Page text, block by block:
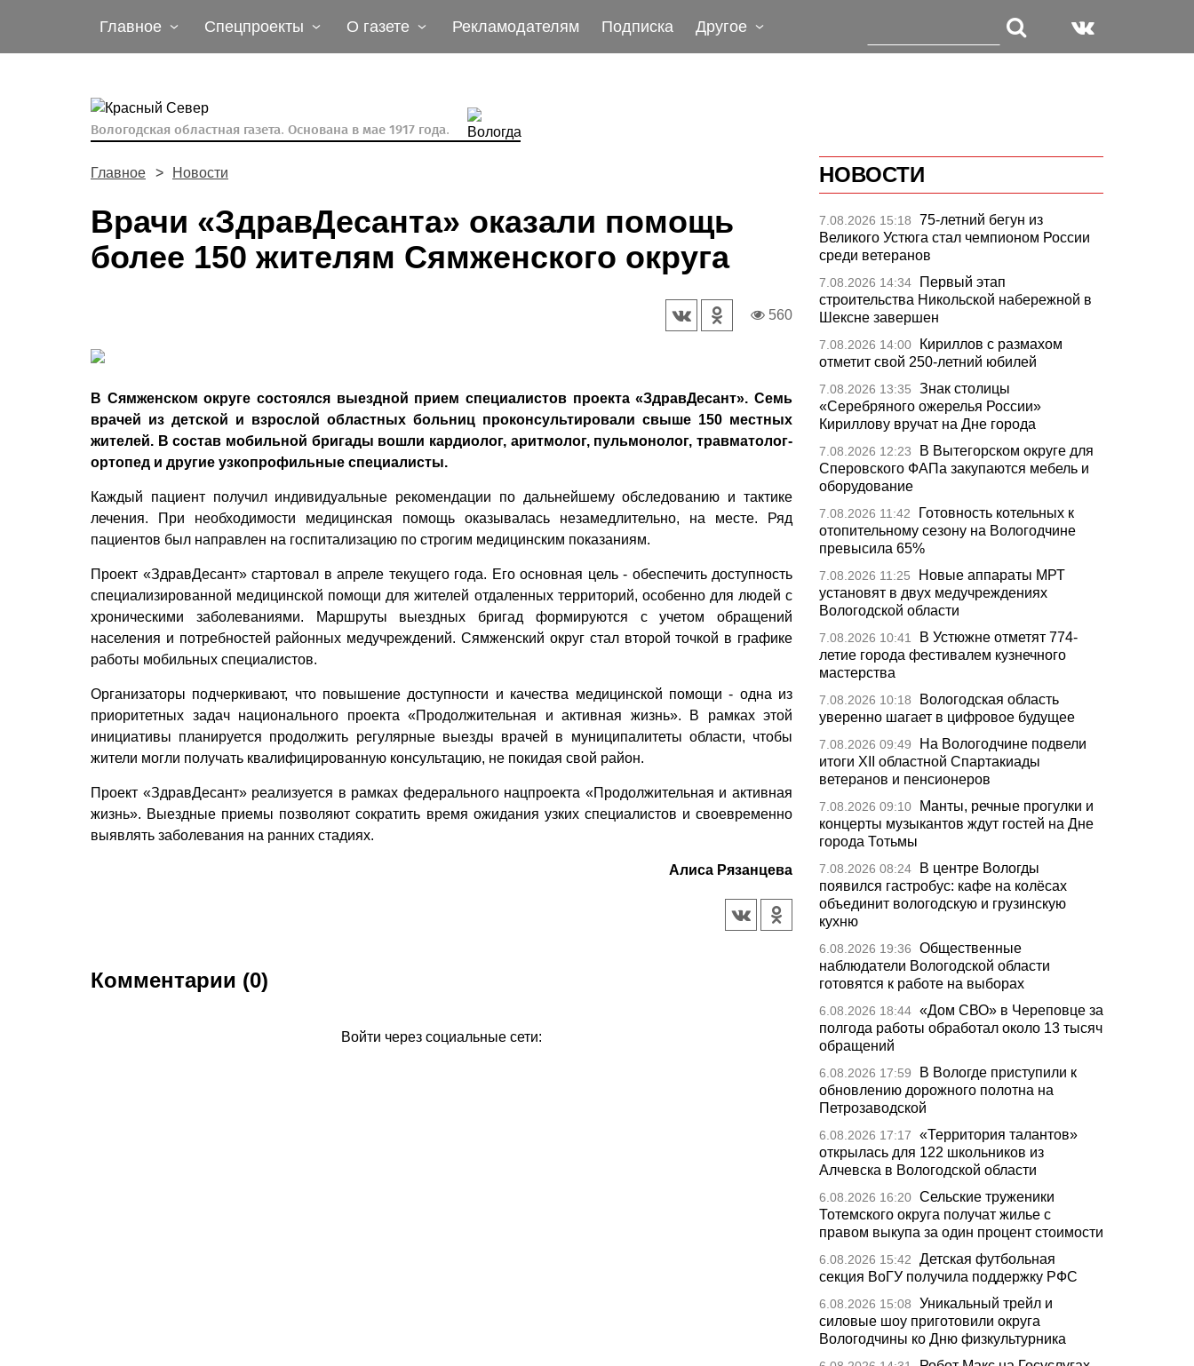
Главное Спецпроекты О газете Рекламодателям Подписка Другое
Вологодская областная газета. Основана в мае 1917 года.
Главное Новости
Врачи «ЗдравДесанта» оказали помощь
более 150 жителям Сямженского округа
560
В Сямженском округе состоялся выездной прием специалистов проекта «ЗдравДесант». Семь
врачей из детской и взрослой областных больниц проконсультировали свыше 150 местных
жителей. В состав мобильной бригады вошли кардиолог, аритмолог, пульмонолог, травматолог-
ортопед и другие узкопрофильные специалисты.
Каждый пациент получил индивидуальные рекомендации по дальнейшему обследованию и тактике
лечения. При необходимости медицинская помощь оказывалась незамедлительно, на месте. Ряд
пациентов был направлен на госпитализацию по строгим медицинским показаниям.
Проект «ЗдравДесант» стартовал в апреле текущего года. Его основная цель - обеспечить доступность
специализированной медицинской помощи для жителей отдаленных территорий, особенно для людей с
хроническими заболеваниями. Маршруты выездных бригад формируются с учетом обращений
населения и потребностей районных медучреждений. Сямженский округ стал второй точкой в графике
работы мобильных специалистов.
Организаторы подчеркивают, что повышение доступности и качества медицинской помощи - одна из
приоритетных задач национального проекта «Продолжительная и активная жизнь». В рамках этой
инициативы планируется продолжить регулярные выезды врачей в муниципалитеты области, чтобы
жители могли получать квалифицированную консультацию, не покидая свой район.
Проект «ЗдравДесант» реализуется в рамках федерального нацпроекта «Продолжительная и активная
жизнь». Выездные приемы позволяют сократить время ожидания узких специалистов и своевременно
выявлять заболевания на ранних стадиях.
Алиса Рязанцева
Комментарии (0)
Войти через социальные сети:
НОВОСТИ
7.08.2026 15:18
75-летний бегун из
Великого Устюга стал чемпионом России
среди ветеранов
7.08.2026 14:34
Первый этап
строительства Никольской набережной в
Шексне завершен
7.08.2026 14:00
Кириллов с размахом
отметит свой 250-летний юбилей
7.08.2026 13:35
Знак столицы
«Серебряного ожерелья России»
Кириллову вручат на Дне города
7.08.2026 12:23
В Вытегорском округе для
Сперовского ФАПа закупаются мебель и
оборудование
7.08.2026 11:42
Готовность котельных к
отопительному сезону на Вологодчине
превысила 65%
7.08.2026 11:25
Новые аппараты МРТ
установят в двух медучреждениях
Вологодской области
7.08.2026 10:41
В Устюжне отметят 774-
летие города фестивалем кузнечного
мастерства
7.08.2026 10:18
Вологодская область
уверенно шагает в цифровое будущее
7.08.2026 09:49
На Вологодчине подвели
итоги XII областной Спартакиады
ветеранов и пенсионеров
7.08.2026 09:10
Манты, речные прогулки и
концерты музыкантов ждут гостей на Дне
города Тотьмы
7.08.2026 08:24
В центре Вологды
появился гастробус: кафе на колёсах
объединит вологодскую и грузинскую
кухню
6.08.2026 19:36
Общественные
наблюдатели Вологодской области
готовятся к работе на выборах
6.08.2026 18:44 «Дом СВО» в Череповце за
полгода работы обработал около 13 тысяч
обращений
6.08.2026 17:59
В Вологде приступили к
обновлению дорожного полотна на
Петрозаводской
6.08.2026 17:17
«Территория талантов»
открылась для 122 школьников из
Алчевска в Вологодской области
6.08.2026 16:20 Сельские труженики
Тотемского округа получат жилье с
правом выкупа за один процент стоимости
6.08.2026 15:42
Детская футбольная
секция ВоГУ получила поддержку РФС
6.08.2026 15:08
Уникальный трейл и
силовые шоу приготовили округа
Вологодчины ко Дню физкультурника